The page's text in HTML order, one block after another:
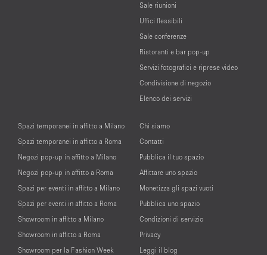
Sale riunioni
Uffici flessibili
Sale conferenze
Ristoranti e bar pop-up
Servizi fotografici e riprese video
Condivisione di negozio
Elenco dei servizi
Spazi temporanei in affitto a Milano
Spazi temporanei in affitto a Roma
Negozi pop-up in affitto a Milano
Negozi pop-up in affitto a Roma
Spazi per eventi in affitto a Milano
Spazi per eventi in affitto a Roma
Showroom in affitto a Milano
Showroom in affitto a Roma
Showroom per la Fashion Week
Chi siamo
Contatti
Pubblica il tuo spazio
Affittare uno spazio
Monetizza gli spazi vuoti
Pubblica uno spazio
Condizioni di servizio
Privacy
Leggi il blog